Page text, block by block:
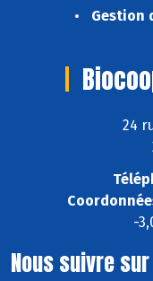
Gestion
24
-
Nous suivre sur